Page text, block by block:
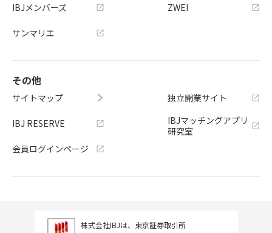
IBJメンバーズ
サンマリエ
ZWEI
その他
サイトマップ
IBJ RESERVE
会員ログインページ
独立開業サイト
IBJマッチングアプリ
研究室
株式会社IBJは、東京証券取引所